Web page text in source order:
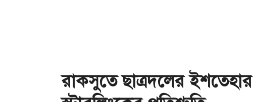
রাকসুতে ছাত্রদলের